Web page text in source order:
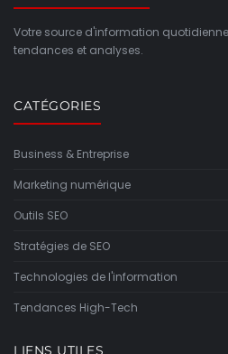
Votre source d'information
tendances et analyses.
CATÉGORIES
Business & Entreprise
Marketing numérique
Outils SEO
Stratégies de SEO
Technologies de l'information
Tendances High-Tech
LIENS UTILES